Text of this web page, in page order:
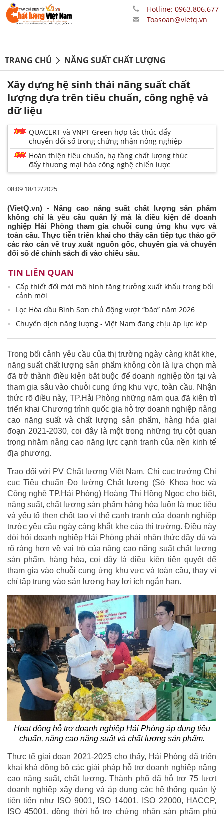
Hotline: 0963.806.677
Toasoan@vietq.vn
TRANG CHỦ NĂNG SUẤT CHẤT LƯỢNG
Xây dựng hệ sinh thái năng suất chất
lượng dựa trên tiêu chuẩn, công nghệ và
dữ liệu
QUACERT và VNPT Green hợp tác thúc đẩy
chuyển đổi số trong chứng nhận nông nghiệp
Hoàn thiện tiêu chuẩn, hạ tầng chất lượng thúc
đẩy thương mại hóa công nghệ chiến lược
08:09 18/12/2025
(VietQ.vn) - Nâng cao năng suất chất lượng sản phẩm
không chỉ là yêu cầu quản lý mà là điều kiện để doanh
nghiệp Hải Phòng tham gia chuỗi cung ứng khu vực và
toàn cầu. Thực tiễn triển khai cho thấy cần tiếp tục tháo gỡ
các rào cản về truy xuất nguồn gốc, chuyên gia và chuyển
đổi số để chính sách đi vào chiều sâu.
TIN LIÊN QUAN
Cấp thiết đổi mới mô hình tăng trưởng xuất khẩu trong bối
cảnh mới
Lọc Hóa dầu Bình Sơn chủ động vượt “bão” năm 2026
Chuyển dịch năng lượng - Việt Nam đang chịu áp lực kép
Trong bối cảnh yêu cầu của thị trường ngày càng khắt khe,
năng suất chất lượng sản phẩm không còn là lựa chọn mà
đã trở thành điều kiện bắt buộc để doanh nghiệp tồn tại và
tham gia sâu vào chuỗi cung ứng khu vực, toàn cầu. Nhận
thức rõ điều này, TP.Hải Phòng những năm qua đã kiên trì
triển khai Chương trình quốc gia hỗ trợ doanh nghiệp nâng
cao năng suất và chất lượng sản phẩm, hàng hóa giai
đoạn 2021-2030, coi đây là một trong những trụ cột quan
trọng nhằm nâng cao năng lực cạnh tranh của nền kinh tế
địa phương.
Trao đổi với PV Chất lượng Việt Nam, Chi cục trưởng Chi
cục Tiêu chuẩn Đo lường Chất lượng (Sở Khoa học và
Công nghệ TP.Hải Phòng) Hoàng Thị Hồng Ngọc cho biết,
năng suất, chất lượng sản phẩm hàng hóa luôn là mục tiêu
và yếu tố then chốt tạo vị thế cạnh tranh của doanh nghiệp
trước yêu cầu ngày càng khắt khe của thị trường. Điều này
đòi hỏi doanh nghiệp Hải Phòng phải nhận thức đầy đủ và
rõ ràng hơn về vai trò của nâng cao năng suất chất lượng
sản phẩm, hàng hóa, coi đây là điều kiện tiên quyết để
tham gia vào chuỗi cung ứng khu vực và toàn cầu, thay vì
chỉ tập trung vào sản lượng hay lợi ích ngắn hạn.
Hoạt động hỗ trợ doanh nghiệp Hải Phòng áp dụng tiêu
chuẩn, nâng cao năng suất và chất lượng sản phẩm.
Thực tế giai đoạn 2021-2025 cho thấy, Hải Phòng đã triển
khai khá đồng bộ các giải pháp hỗ trợ doanh nghiệp nâng
cao năng suất, chất lượng. Thành phố đã hỗ trợ 75 lượt
doanh nghiệp xây dựng và áp dụng các hệ thống quản lý
tiên tiến như ISO 9001, ISO 14001, ISO 22000, HACCP,
ISO 45001, đồng thời hỗ trợ chứng nhận sản phẩm phù